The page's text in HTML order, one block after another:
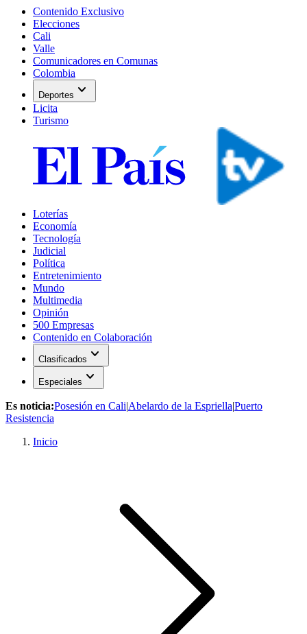
Contenido Exclusivo
Elecciones
Cali
Valle
Comunicadores en Comunas
Colombia
Deportes expand_more
Licita
Turismo
Loterías
Economía
Tecnología
Judicial
Política
Entretenimiento
Mundo
Multimedia
Opinión
500 Empresas
Contenido en Colaboración
Clasificados expand_more
Especiales expand_more
Es noticia:Posesión en Cali|Abelardo de la Espriella|Puerto
Resistencia
Inicio